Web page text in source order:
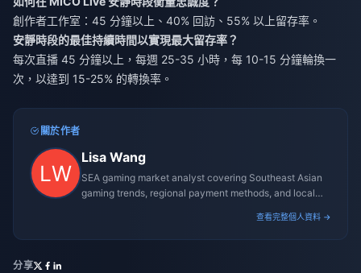
創作者工作室：45 分鐘以上、40% 回訪、55% 以上留存率。
安靜時段的最佳持續時間以實現最大留存率？
每次直播 45 分鐘以上，每週 25-35 小時，每 10-15 分鐘輪換一
次，以達到 15-25% 的轉換率。
關於作者
Lisa Wang
SEA gaming market analyst covering Southeast Asian
gaming trends, regional payment methods, and local
查看完整個人資料 →
分享